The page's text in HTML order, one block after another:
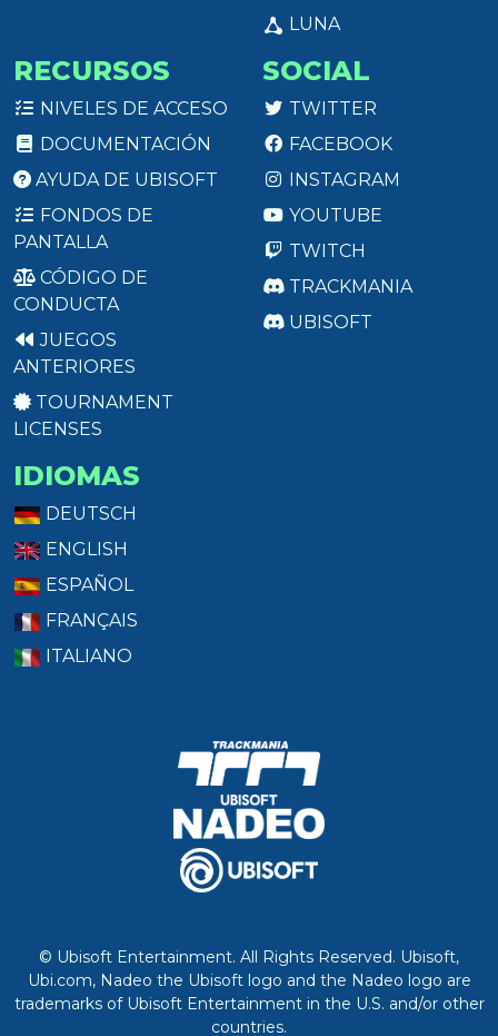
LUNA
RECURSOS
NIVELES DE ACCESO
DOCUMENTACIÓN
AYUDA DE UBISOFT
FONDOS DE
PANTALLA
CÓDIGO DE
CONDUCTA
JUEGOS
ANTERIORES
TOURNAMENT
LICENSES
SOCIAL
TWITTER
FACEBOOK
INSTAGRAM
YOUTUBE
TWITCH
TRACKMANIA
UBISOFT
IDIOMAS
DEUTSCH
ENGLISH
ESPAÑOL
FRANÇAIS
ITALIANO
© Ubisoft Entertainment. All Rights Reserved. Ubisoft,
Ubi.com, Nadeo the Ubisoft logo and the Nadeo logo are
trademarks of Ubisoft Entertainment in the U.S. and/or other
countries.